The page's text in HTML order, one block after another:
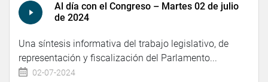
Al día con el Congreso – Martes 02 de julio
de 2024
Una síntesis informativa del trabajo legislativo, de
representación y fiscalización del Parlamento...
02-07-2024